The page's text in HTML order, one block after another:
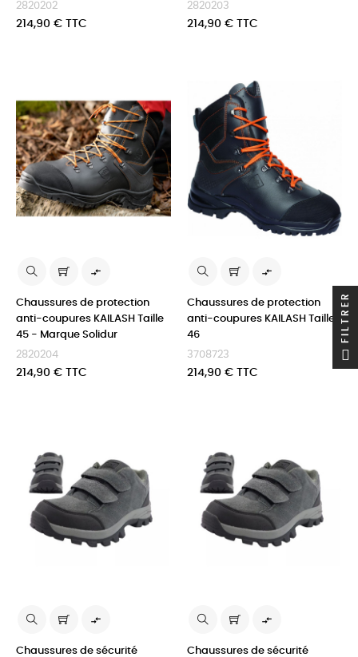
2820202
Prix
214,90 € TTC
2820203
Prix
214,90 € TTC

Chaussures de protection
anti-coupures KAILASH Taille
45 - Marque Solidur
2820204
Prix
214,90 € TTC

Chaussures de protection
anti-coupures KAILASH Taille
46
3708723
Prix
214,90 € TTC

Chaussures de sécurité

Chaussures de sécurité
FILTRER